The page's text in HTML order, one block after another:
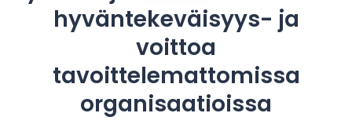
Hinnoittelu
: Finnish
hyväntekeväisyys- ja
voittoa
tavoittelemattomissa
organisaatioissa